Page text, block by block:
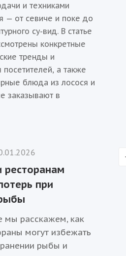
и техниками
— от севиче и поке до
су-вид. В статье
конкретные
тренды и
посетителей, а также
блюда из лосося и
заказывают в
ресторанам
при
мы расскажем, как
могут избежать
рыбы и